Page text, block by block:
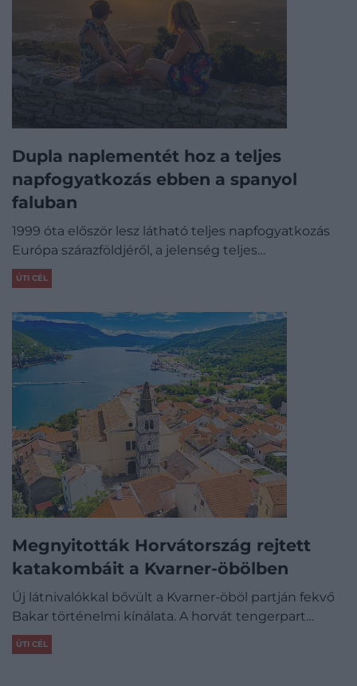
Dupla naplementét hoz a teljes
napfogyatkozás ebben a spanyol
faluban
1999 óta először lesz látható teljes napfogyatkozás
Európa szárazföldjéről, a jelenség teljes…
ÚTI CÉL
Megnyitották Horvátország rejtett
katakombáit a Kvarner-öbölben
Új látnivalókkal bővült a Kvarner-öböl partján fekvő
Bakar történelmi kínálata. A horvát tengerpart…
ÚTI CÉL